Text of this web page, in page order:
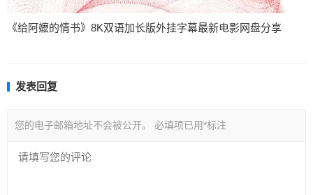
《给阿嬷的情书》8K双语加长版外挂字幕最新电影网盘分享
发表回复
您的电子邮箱地址不会被公开。 必填项已用*标注